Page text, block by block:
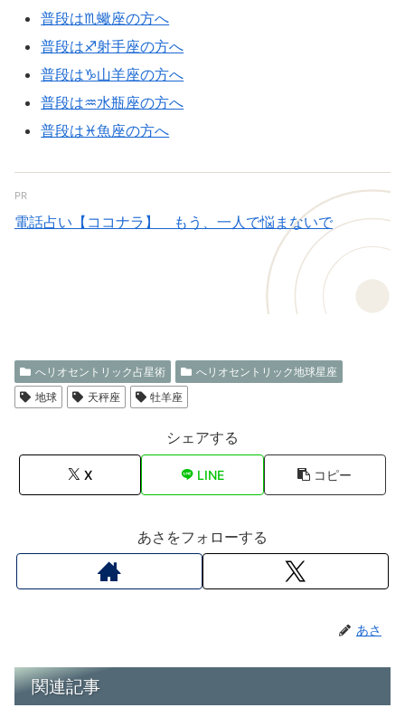
普段は♏蠍座の方へ
普段は♐射手座の方へ
普段は♑山羊座の方へ
普段は♒水瓶座の方へ
普段は♓魚座の方へ
PR
電話占い【ココナラ】 もう、一人で悩まないで
へリオセントリック占星術
へリオセントリック地球星座
地球
天秤座 牡羊座
シェアする
X LINE コピー
あさをフォローする
あさ
関連記事